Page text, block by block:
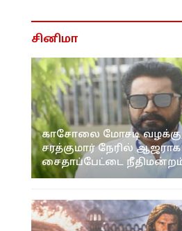
சினிமா
காசோலை மோசடி வழக்கு;
சரத்குமார் நேரில்
சைதாப்பேட்டை